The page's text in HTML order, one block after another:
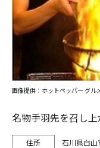
名物手羽先を召し
石川県白山
画像提供：ホットペッパー グル